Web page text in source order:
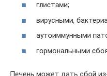
глистами;
вирусными,
аутоиммунными
гормональными
Печень может дать сбой